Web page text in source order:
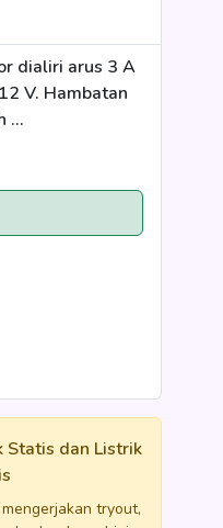
dialiri arus 3 A
V. Hambatan
...
Statis dan Listrik
tryout,